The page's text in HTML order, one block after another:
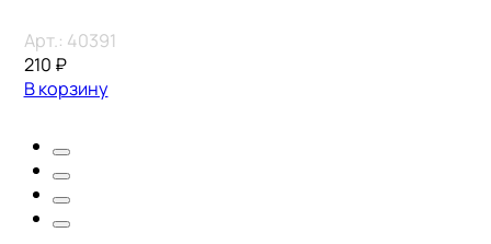
Арт.: 40391
210 ₽
В корзину